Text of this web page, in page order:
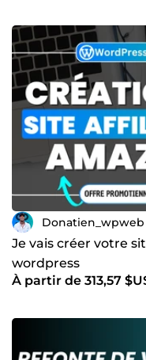
Donatien_wpweb
Je vais créer votre
wordpress
À partir de 313,57